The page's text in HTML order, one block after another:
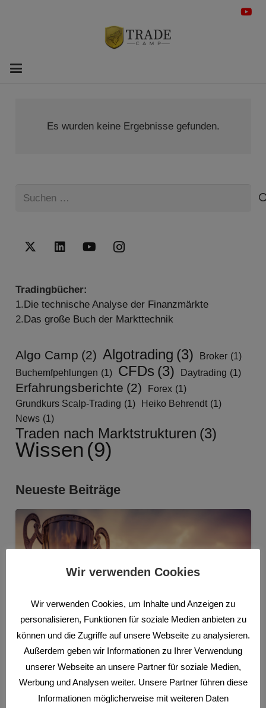
Es wurden keine Ergebnisse gefunden.
Tradingbücher:
1.Die technische Analyse der Finanzmärkte
2.Das große Buch der Markttechnik
Algo Camp (2) Algotrading (3) Broker (1)
Buchemfpehlungen (1) CFDs (3) Daytrading (1)
Erfahrungsberichte (2) Forex (1)
Grundkurs Scalp-Trading (1) Heiko Behrendt (1)
News (1)
Traden nach Marktstrukturen (3)
Wissen (9)
Neueste Beiträge
Bester CFD Broker 2026
Wir verwenden Cookies
Wir verwenden Cookies, um Inhalte und Anzeigen zu
personalisieren, Funktionen für soziale Medien anbieten zu
können und die Zugriffe auf unsere Webseite zu analysieren.
Außerdem geben wir Informationen zu Ihrer Verwendung
unserer Webseite an unsere Partner für soziale Medien,
Werbung und Analysen weiter. Unsere Partner führen diese
Informationen möglicherweise mit weiteren Daten